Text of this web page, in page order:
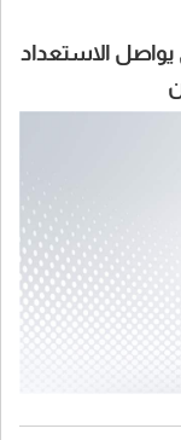
يواصل الاستعداد